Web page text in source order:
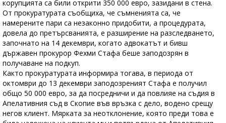
корупцията са били открити 350 000 евро, зазидани в стена.
От прокуратурата съобщиха, че съмненията са, че
намерените пари са незаконно придобити, а процедурата,
довела до претърсванията, е разширение на разследването,
започнато на 14 декември, когато адвокатът и бивш
държавен прокурор Фехми Стафа беше заподозрян в
получаване на подкуп.
Както прокуратурата информира тогава, в периода от
октомври до 13 декември заподозреният Стафа е получил
общо 50 000 евро, за да посредничи и да повлияе на съдия в
Апелативния съд в Скопие във връзка с дело, водено срещу
негов клиент. Мярката за неотклонение, която преди това е